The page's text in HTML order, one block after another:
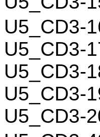
U5_CD3-
U5_CD3-
U5_CD3-
U5_CD3-
U5_CD3-